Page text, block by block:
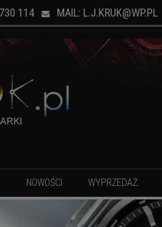
114  MAIL: L.J.KRUK@WP.PL
NOWOŚCI WYPRZEDAŻ